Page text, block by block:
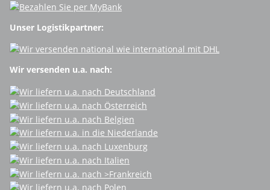
Unser Logistikpartner:
Wir versenden u.a. nach: